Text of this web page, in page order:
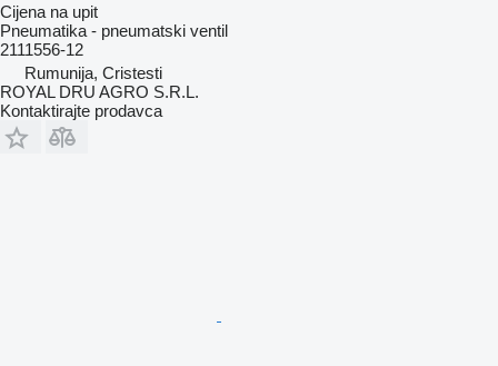
Cijena na upit
Pneumatika - pneumatski ventil
2111556-12
Rumunija, Cristesti
ROYAL DRU AGRO S.R.L.
Kontaktirajte prodavca